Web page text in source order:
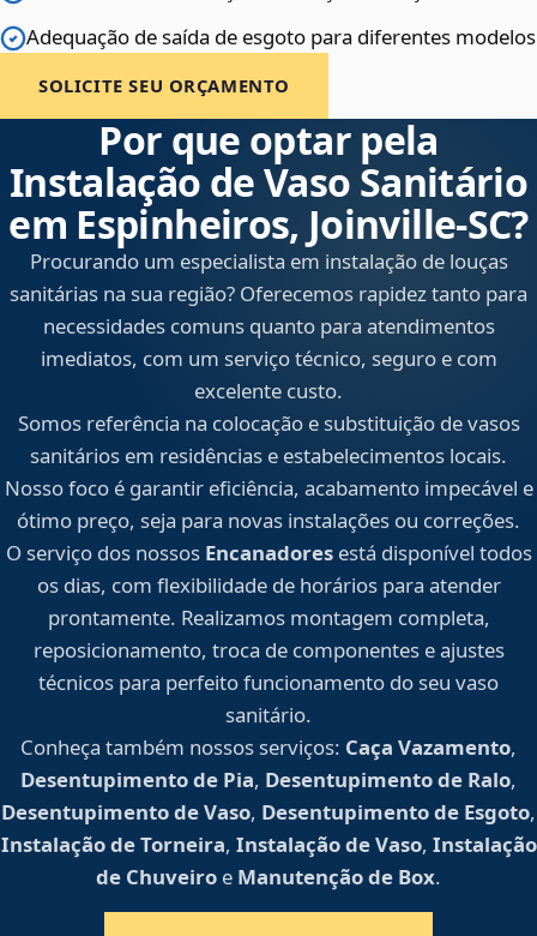
Adequação de saída de esgoto para diferentes modelos
SOLICITE SEU ORÇAMENTO
Por que optar pela
Instalação de Vaso Sanitário
em Espinheiros, Joinville‑SC?
Procurando um especialista em instalação de louças
sanitárias na sua região? Oferecemos rapidez tanto para
necessidades comuns quanto para atendimentos
imediatos, com um serviço técnico, seguro e com
excelente custo.
Somos referência na colocação e substituição de vasos
sanitários em residências e estabelecimentos locais.
Nosso foco é garantir eficiência, acabamento impecável e
ótimo preço, seja para novas instalações ou correções.
O serviço dos nossos Encanadoresestá disponível todos
os dias, com flexibilidade de horários para atender
prontamente. Realizamos montagem completa,
reposicionamento, troca de componentes e ajustes
técnicos para perfeito funcionamento do seu vaso
sanitário.
Conheça também nossos serviços: Caça Vazamento,
Desentupimento de Pia, Desentupimento de Ralo,
Desentupimento de Vaso, Desentupimento de Esgoto,
Instalação de Torneira, Instalação de Vaso, Instalação
de Chuveiro e Manutenção de Box.